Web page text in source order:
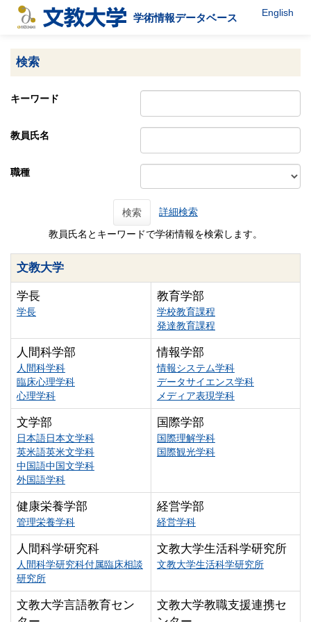
学術情報データベース English
検索
キーワード
教員氏名
職種
検索 詳細検索
教員氏名とキーワードで学術情報を検索します。
文教大学
学長
学長
教育学部
学校教育課程
発達教育課程
人間科学部
人間科学科
臨床心理学科
心理学科
情報学部
情報システム学科
データサイエンス学科
メディア表現学科
文学部
日本語日本文学科
英米語英米文学科
中国語中国文学科
外国語学科
国際学部
国際理解学科
国際観光学科
健康栄養学部
管理栄養学科
経営学部
経営学科
人間科学研究科
人間科学研究科付属臨床相談
研究所
文教大学生活科学研究所
文教大学生活科学研究所
文教大学言語教育セン
文教大学教職支援連携セ